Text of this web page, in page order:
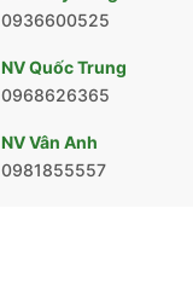
0936600525
NV Quốc Trung
0968626365
NV Vân Anh
0981855557